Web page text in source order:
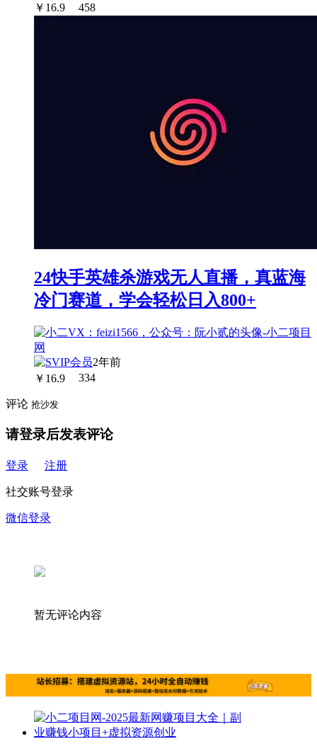
￥ 16.9 458
24快手英雄杀游戏无人直播，真蓝海
冷门赛道，学会轻松日入800+
2年前
￥ 16.9 334
评论 抢沙发
请登录后发表评论
登录 注册
社交账号登录
微信登录
暂无评论内容